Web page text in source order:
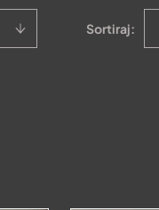
Sortiraj: